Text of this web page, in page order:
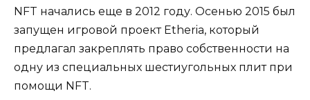
NFT начались еще в 2012 году. Осенью 2015 был
запущен игровой проект Etheria, который
предлагал закреплять право собственности на
одну из специальных шестиугольных плит при
помощи NFT.